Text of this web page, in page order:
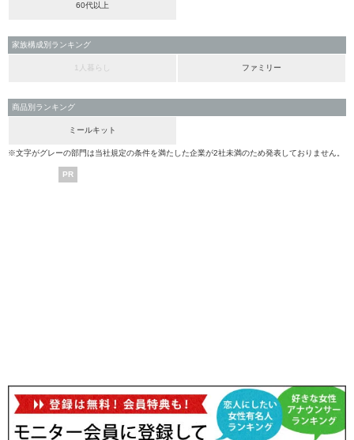
60代以上
家族構成別ランキング
1人暮らし ファミリー
商品別ランキング
ミールキット
※文字がグレーの部門は当社規定の条件を満たした企業が2社未満のため発表しておりません。
PR